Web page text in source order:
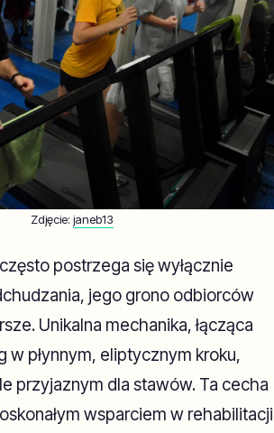
Zdjęcie: janeb13
postrzega się wyłącznie
jego grono odbiorców
Unikalna mechanika, łącząca
w płynnym, eliptycznym kroku,
przyjaznym dla stawów. Ta cecha
wsparciem w rehabilitacji